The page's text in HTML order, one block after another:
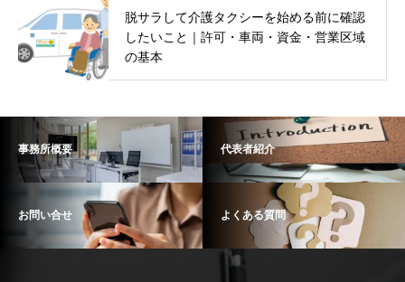
脱サラして介護タクシーを始める前に確認
したいこと｜許可・車両・資金・営業区域
の基本
事務所概要 代表者紹介
お問い合せ よくある質問